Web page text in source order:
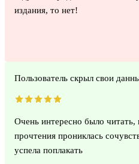
издания, то нет!
Пользователь скрыл свои
Очень интересно было читать,
прочтения прониклась
успела поплакать